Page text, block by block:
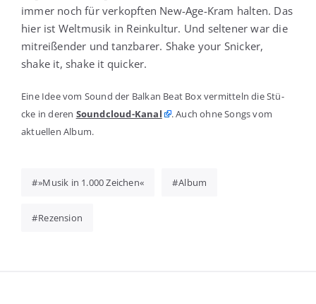
immer noch für ver­kopf­ten New-Age-Kram hal­ten. Das
hier ist Welt­mu­sik in Rein­kul­tur. Und sel­te­ner war die
mit­rei­ßen­der und tanz­ba­rer. Shake your Sni­cker,
shake it, shake it quicker.
Eine Idee vom Sound der Bal­kan Beat Box ver­mit­teln die Stü­
cke in deren Sound­cloud-Kanal
. Auch ohne Songs vom
aktu­el­len Album.
»Musik in 1.000 Zeichen« Album
Rezension